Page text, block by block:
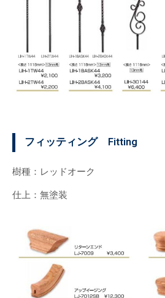
フィッティング Fitting
樹種：レッドオーク
仕上：無塗装